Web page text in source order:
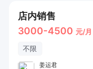
店内销售
3000-4500 元/月
不限
姜运君